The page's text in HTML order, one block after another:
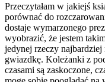
Przeczytałam w jakiejś
porównać do
dostaje wymarzonego
wyobrazić, że jestem
jedynej rzeczy najbardziej
gwiazdkę. Koleżanki z
czasami są zaskoczone,